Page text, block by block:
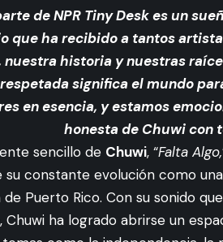
de NPR Tiny Desk es un
que ha recibido a tantos
nuestra historia y nuestras
significa el mundo
en esencia, y estamos
honesta de Chuwi con
sencillo de Chuwi, “Falta Algo,
su constante evolución como
Puerto Rico. Con su sonido
Chuwi ha logrado abrirse un